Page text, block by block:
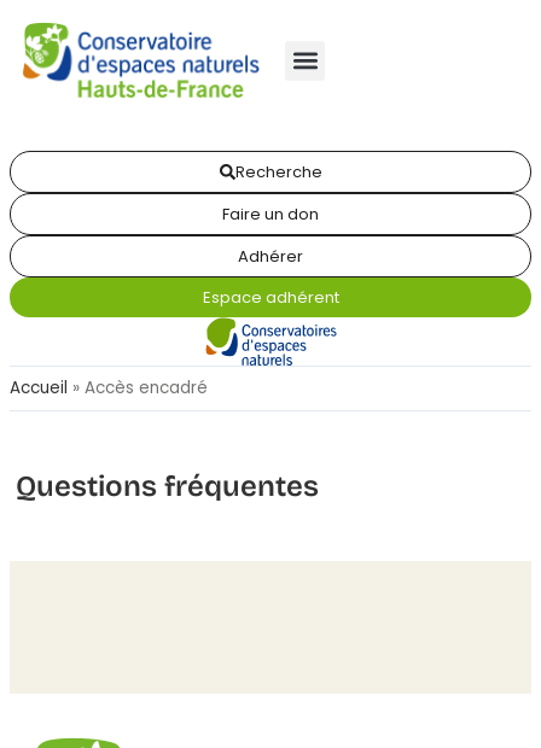
Recherche
Faire un don
Adhérer
Espace adhérent
Accueil » Accès encadré
Questions fréquentes